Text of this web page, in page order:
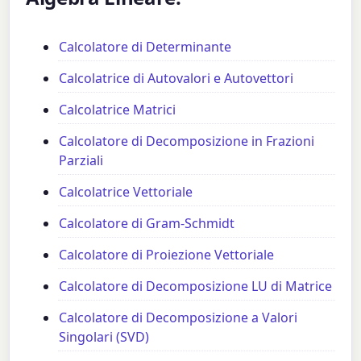
Calcolatore di Determinante
Calcolatrice di Autovalori e Autovettori
Calcolatrice Matrici
Calcolatore di Decomposizione in Frazioni
Parziali
Calcolatrice Vettoriale
Calcolatore di Gram-Schmidt
Calcolatore di Proiezione Vettoriale
Calcolatore di Decomposizione LU di Matrice
Calcolatore di Decomposizione a Valori
Singolari (SVD)